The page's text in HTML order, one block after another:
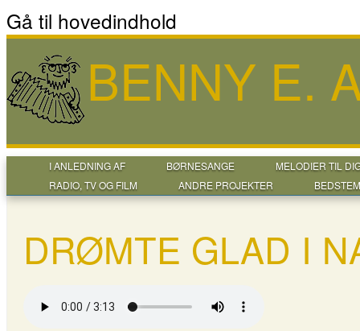
Gå til hovedindhold
BENNY E.
I ANLEDNING AF BØRNESANGE
MELODIER TIL
RADIO, TV OG FILM
ANDRE PROJEKTER
DRØMTE GLAD I